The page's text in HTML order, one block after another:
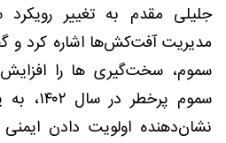
جلیلی مقدم به تغییر
مدیریت آفت‌کش‌ها اشاره کرد و
سموم
نشان‌دهنده اولویت دادن